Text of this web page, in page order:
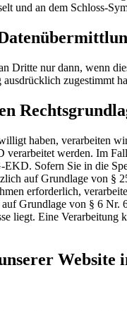
und an dem Schloss-
Dritte nur dann, wenn
zugestimmt
haben, verarbeiten
werden. Im
Sofern Sie in die
auf Grundlage von
erforderlich,
Grundlage von § 6
liegt. Eine
Website